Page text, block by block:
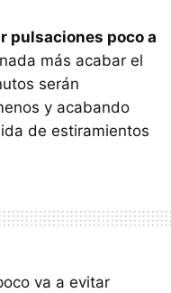
pulsaciones poco a
más acabar el
serán
y acabando
de estiramientos
va a evitar